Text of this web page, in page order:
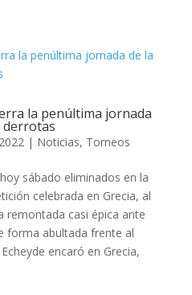
la penúltima jornada
derrotas
| Noticias, Torneos
sábado eliminados en la
celebrada en Grecia, al
remontada casi épica ante
forma abultada frente al
encaró en Grecia,